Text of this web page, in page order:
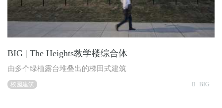
BIG | The Heights教学楼综合体
由多个绿植露台堆叠出的梯田式建筑
校园建筑 BIG